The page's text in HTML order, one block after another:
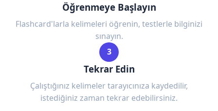
Öğrenmeye Başlayın
Flashcard'larla kelimeleri öğrenin, testlerle bilginizi
sınayın.
3
Tekrar Edin
Çalıştığınız kelimeler tarayıcınıza kaydedilir,
istediğiniz zaman tekrar edebilirsiniz.